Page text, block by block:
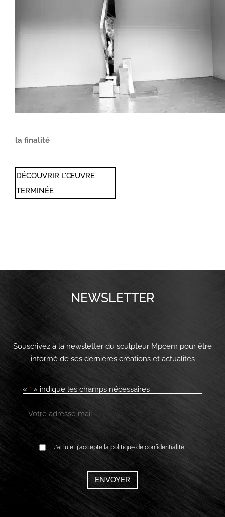
la finalité
DÉCOUVRIR L'ŒUVRE
TERMINÉE
NEWSLETTER
Souscrivez à la newsletter du sculpteur Mpcem pour être
informé de ses dernières créations et actualités
« *» indique les champs nécessaires
E-
RGPD J'ai lu et j'accepte la politique de confidentialité.
CAPTCHA